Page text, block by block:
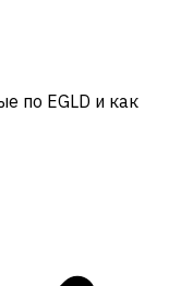
по EGLD и как